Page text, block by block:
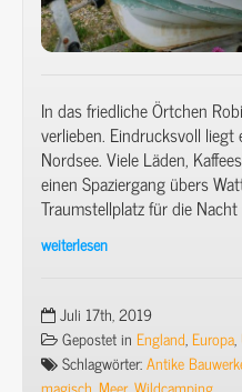
In das friedliche Örtchen
verlieben. Eindrucksvoll
Nordsee. Viele Läden,
einen Spaziergang übers
Traumstellplatz für die
weiterlesen
&
Dachzelt
nach
Juli 17th, 2019
Gepostet in England, Europa,
Schlagwörter:Antike